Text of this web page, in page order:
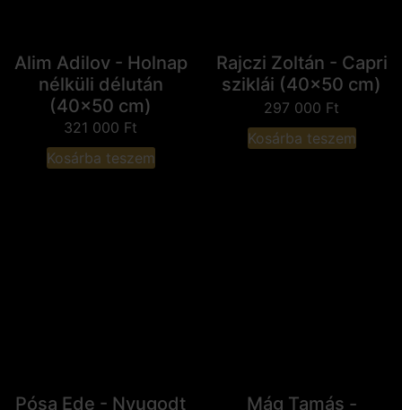
Alim Adilov - Holnap
nélküli délután
(40x50 cm)
321 000 Ft
Kosárba teszem
Rajczi Zoltán - Capri
sziklái (40x50 cm)
297 000 Ft
Kosárba teszem
Pósa Ede - Nyugodt Mág Tamás -